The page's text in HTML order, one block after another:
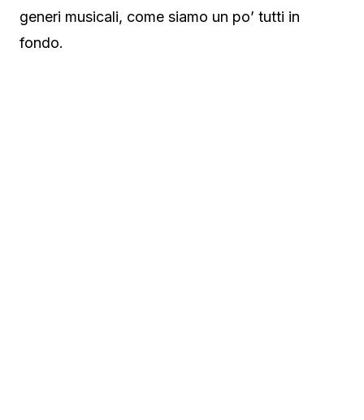
generi musicali, come siamo un po’ tutti in
fondo.